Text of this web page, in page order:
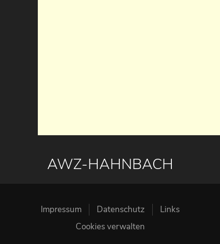
AWZ-HAHNBACH
Impressum Datenschutz
Links
Cookies verwalten